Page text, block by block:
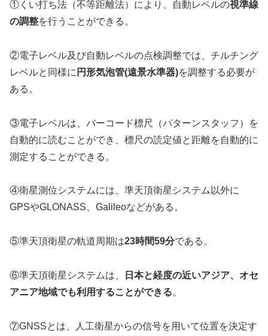
①くい打ち法（不等距離法）により、自動レベルの視準線
の調整を行うことができる。
②電子レベル及び自動レベルの点検調整では、チルチング
レベルと同様に 円形気泡管(遠景水準器)を調整する必要が
ある。
③電子レベルは、バーコード標尺（パターンスタッフ）を
自動的に読むことができ、標尺の読定値と距離を自動的に
測定することができる。
④衛星測位システムには、準天頂衛星システム以外に
GPSやGLONASS、Galileoなどがある。
⑤準天頂衛星の軌道周期は23時間59分である。
⑥準天頂衛星システムは、
日本と経度の近いアジア、オセ
アニア地域でも利用することができる。
⑦GNSSとは、人工衛星からの信号を用いて位置を決定す